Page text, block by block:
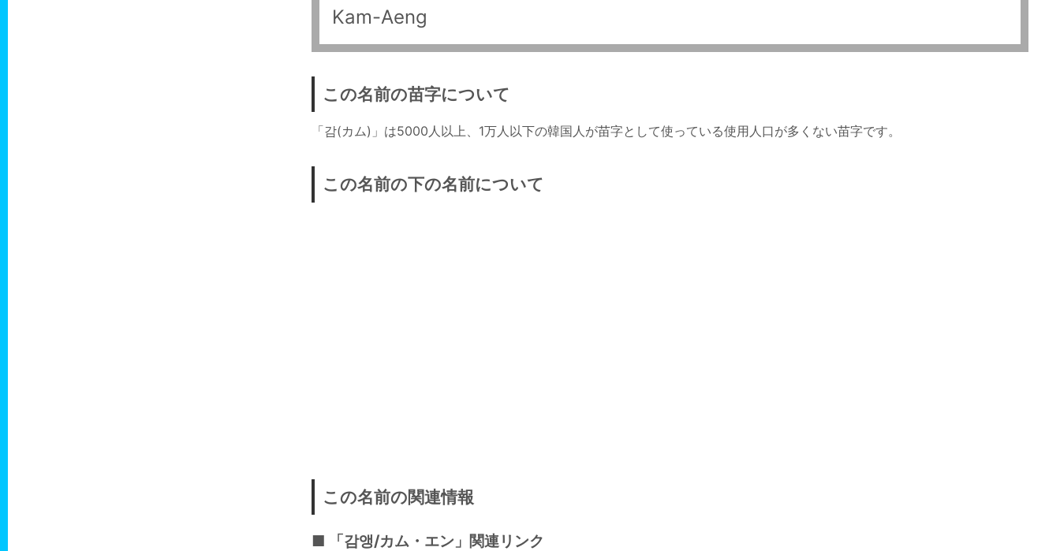
Kam-Aeng
この名前の苗字について
「감(カム)」は5000人以上、1万人以下の韓国人が苗字として使っている使用人口が多くない苗字です。
この名前の下の名前について
この名前の関連情報
「감앵/カム・エン」関連リンク